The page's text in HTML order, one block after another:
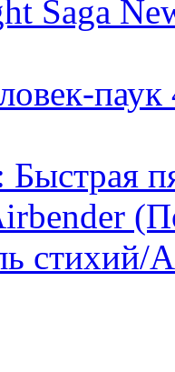
Saga
стихий/